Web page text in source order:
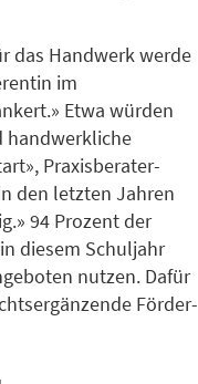
das Handwerk werde
im
Etwa würden
handwerkliche
Praxisberater-
den letzten Jahren
94 Prozent der
diesem Schuljahr
nutzen. Dafür
Förder-